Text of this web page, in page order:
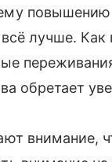
лучше.
обретает
внимание,